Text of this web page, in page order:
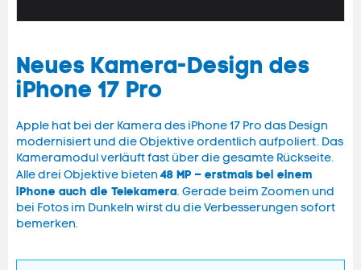
Neues Kamera-Design des
iPhone 17 Pro
Apple hat bei der Kamera des iPhone 17 Pro das Design
modernisiert und die Objektive ordentlich aufpoliert. Das
Kameramodul verläuft fast über die gesamte Rückseite.
Alle drei Objektive bieten 48 MP – erstmals bei einem
iPhone auch die Telekamera. Gerade beim Zoomen und
bei Fotos im Dunkeln wirst du die Verbesserungen sofort
bemerken.